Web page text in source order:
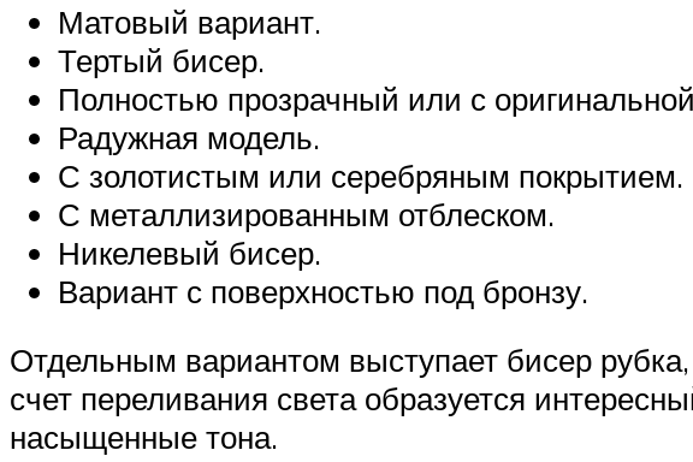
Матовый вариант.
Тертый бисер.
Полностью прозрачный или с
Радужная модель.
С золотистым или серебряным покрытием.
С металлизированным отблеском.
Никелевый бисер.
Вариант с поверхностью под бронзу.
Отдельным вариантом выступает бисер
счет переливания света образуется
насыщенные тона.